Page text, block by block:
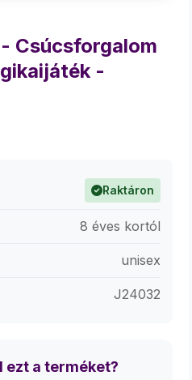
Csúcsforgalom
-
Raktáron
8 éves kortól
unisex
J24032
ezt a terméket?